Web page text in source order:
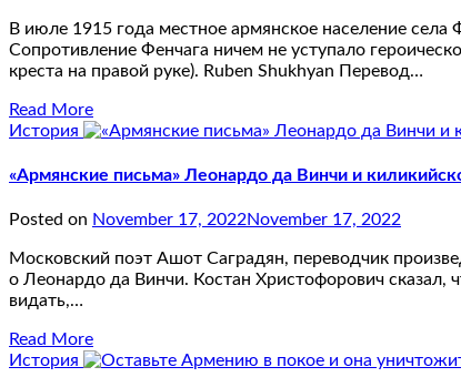
В июле 1915 года местное армянское население
Сопротивление Фенчага ничем не уступало
креста на правой руке). Ruben Shukhyan Перевод…
Read More
История
«Армянские письма» Леонардо да Винчи и
Posted on November 17, 2022November 17, 2022
Московский поэт Ашот Саградян, переводчик
о Леонардо да Винчи. Костан Христофорович сказал,
видать,…
Read More
История